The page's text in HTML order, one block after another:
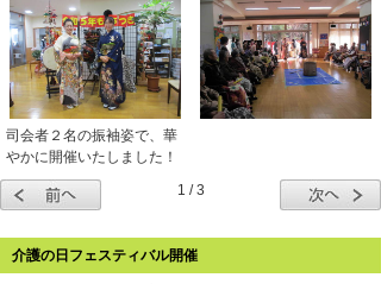
司会者２名の振袖姿で、華
やかに開催いたしました！
1 / 3
介護の日フェスティバル開催